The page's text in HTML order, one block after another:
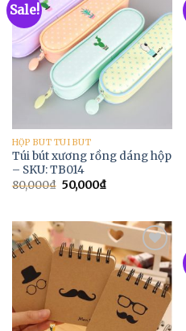
Sale!
Add to
Wishlist
HỘP BÚT TÚI BÚT
Túi bút xương rồng dáng hộp
– SKU: TB014
80,000₫ 50,000₫
Add to
Wishlist